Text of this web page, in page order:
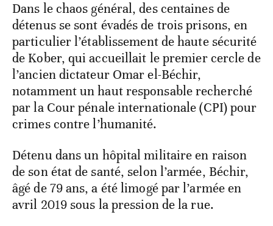
Dans le chaos général, des centaines de
détenus se sont évadés de trois prisons, en
particulier l’établissement de haute sécurité
de Kober, qui accueillait le premier cercle de
l’ancien dictateur Omar el-Béchir,
notamment un haut responsable recherché
par la Cour pénale internationale (CPI) pour
crimes contre l’humanité.
Détenu dans un hôpital militaire en raison
de son état de santé, selon l’armée, Béchir,
âgé de 79 ans, a été limogé par l’armée en
avril 2019 sous la pression de la rue.